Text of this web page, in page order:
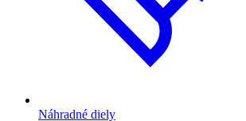
Náhradné diely